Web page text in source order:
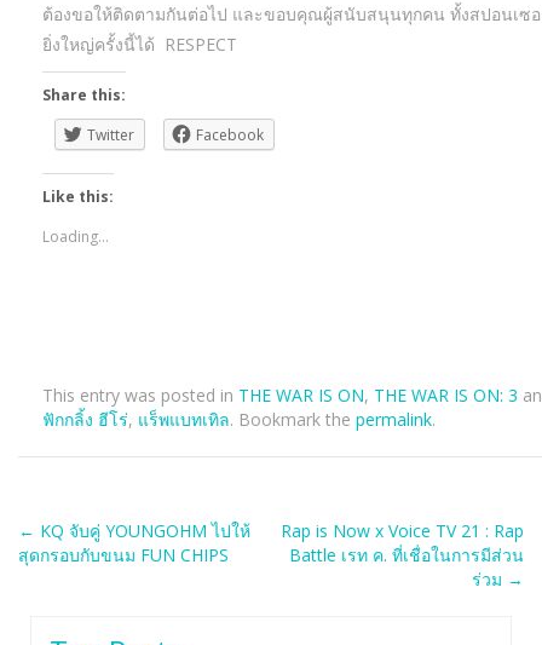
ต้องขอให้ติดตามกันต่อไป และขอบคุณผู้สนับสนุนทุกคน ทั้งสปอนเซ
ยิ่งใหญ่ครั้งนี้ได้ RESPECT
Share this:
Twitter
Facebook
Like this:
Loading...
This entry was posted in THE WAR IS ON, THE WAR IS ON: 3
ฟักกลิ้ง ฮีโร่, แร็พแบทเทิล. Bookmark the permalink.
Post
← KQ จับคู่ YOUNGOHM ไปให้
สุดกรอบกับขนม FUN CHIPS
Rap is Now x Voice TV 21 : Rap
Battle เรท ค. ที่เชื่อในการมีส่วน
ร่วม →